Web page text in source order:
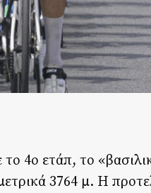
4ο ετάπ, το
3764 μ. Η